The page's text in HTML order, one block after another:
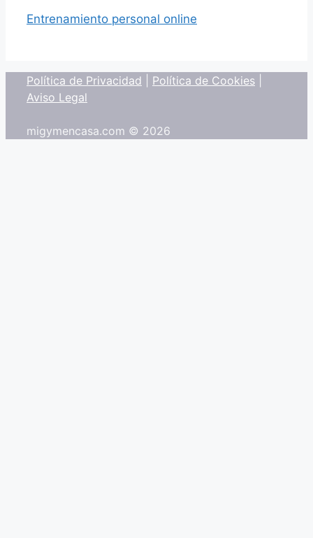
Entrenamiento personal online
Política de Privacidad Política de Cookies
Aviso Legal
migymencasa.com © 2026